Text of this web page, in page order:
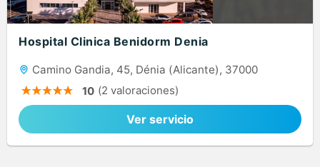
Hospital Clinica Benidorm Denia
Camino Gandia, 45, Dénia (Alicante), 37000
10 (2 valoraciones)
Ver servicio